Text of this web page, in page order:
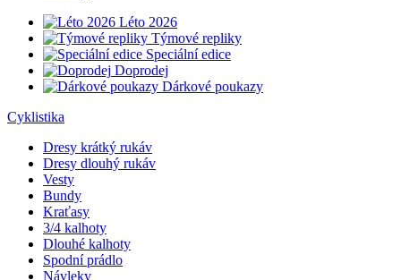
Léto 2026
Týmové repliky
Speciální edice
Doprodej
Dárkové poukazy
Cyklistika
Dresy krátký rukáv
Dresy dlouhý rukáv
Vesty
Bundy
Kraťasy
3/4 kalhoty
Dlouhé kalhoty
Spodní prádlo
Návleky